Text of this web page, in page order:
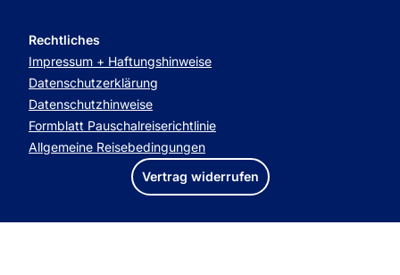
Rechtliches
Impressum + Haftungshinweise
Datenschutzerklärung
Datenschutzhinweise
Formblatt Pauschalreiserichtlinie
Allgemeine Reisebedingungen
Vertrag widerrufen